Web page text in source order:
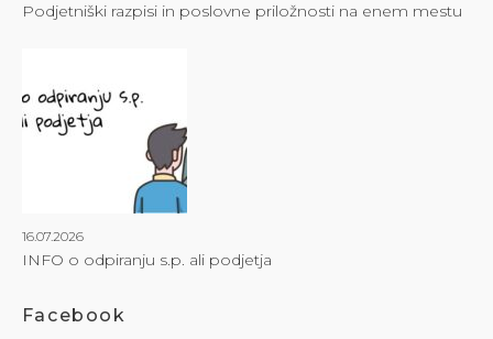
Podjetniški razpisi in poslovne priložnosti na enem mestu
16.07.2026
INFO o odpiranju s.p. ali podjetja
Facebook